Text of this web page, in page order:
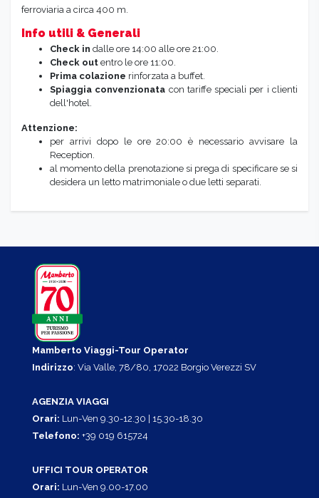
ferroviaria a circa 400 m.
Info utili & Generali
Check in dalle ore 14:00 alle ore 21:00.
Check out entro le ore 11:00.
Prima colazione rinforzata a buffet.
Spiaggia convenzionata con tariffe speciali per i clienti
dell'hotel.
Attenzione:
per arrivi dopo le ore 20:00 è necessario avvisare la
Reception.
al momento della prenotazione si prega di specificare se si
desidera un letto matrimoniale o due letti separati.
Mamberto Viaggi-Tour Operator
Indirizzo: Via Valle, 78/80, 17022 Borgio Verezzi SV
AGENZIA VIAGGI
Orari: Lun-Ven 9.30-12.30 | 15.30-18.30
Telefono: +39 019 615724
UFFICI TOUR OPERATOR
Orari: Lun-Ven 9.00-17.00